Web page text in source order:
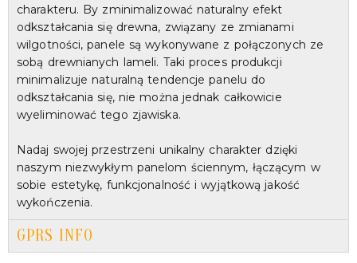
charakteru. By zminimalizować naturalny efekt
odkształcania się drewna, związany ze zmianami
wilgotności, panele są wykonywane z połączonych ze
sobą drewnianych lameli. Taki proces produkcji
minimalizuje naturalną tendencje panelu do
odkształcania się, nie można jednak całkowicie
wyeliminować tego zjawiska.
Nadaj swojej przestrzeni unikalny charakter dzięki
naszym niezwykłym panelom ściennym, łączącym w
sobie estetykę, funkcjonalność i wyjątkową jakość
wykończenia.
GPRS INFO